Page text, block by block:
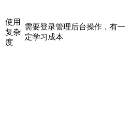
使用
复杂
度
需要登录管理后台操作，有一
定学习成本